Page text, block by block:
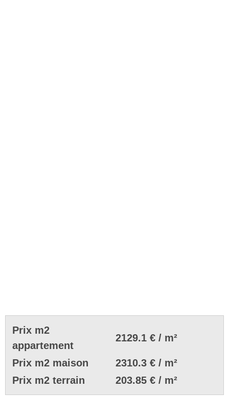
Prix m2
appartement
2129.1 € / m²
Prix m2 maison
2310.3 € / m²
Prix m2 terrain
203.85 € / m²